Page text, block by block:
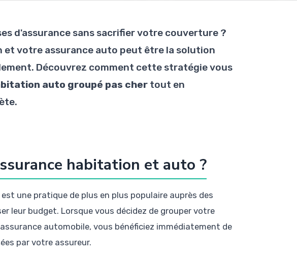
d'assurance sans sacrifier votre couverture ?
votre assurance auto peut être la solution
Découvrez comment cette stratégie vous
auto groupé pas cher tout en
habitation et auto ?
une pratique de plus en plus populaire auprès des
leur budget. Lorsque vous décidez de grouper votre
automobile, vous bénéficiez immédiatement de
par votre assureur.